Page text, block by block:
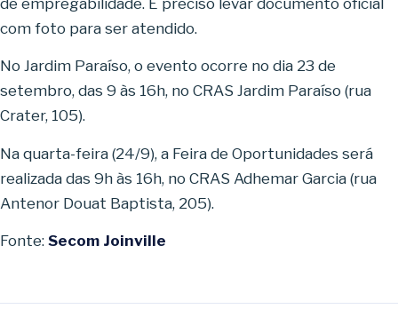
com foto para ser atendido.
No Jardim Paraíso, o evento ocorre no dia 23 de
setembro, das 9 às 16h, no CRAS Jardim Paraíso (rua
Crater, 105).
Na quarta-feira (24/9), a Feira de Oportunidades será
realizada das 9h às 16h, no CRAS Adhemar Garcia (rua
Antenor Douat Baptista, 205).
Fonte: Secom Joinville